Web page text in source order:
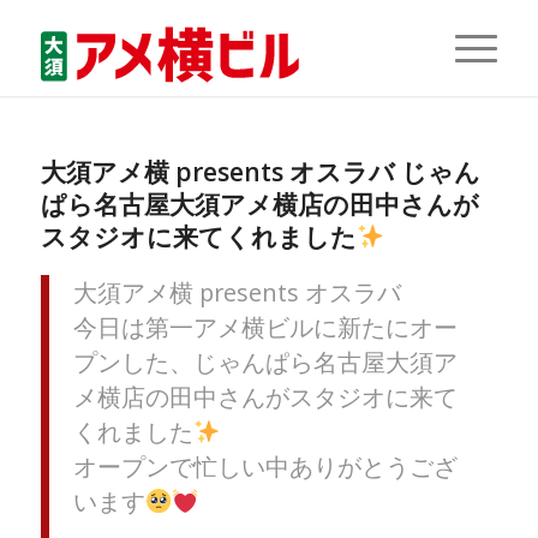
大須アメ横 presents オスラバ じゃん
ぱら名古屋大須アメ横店の田中さんが
スタジオに来てくれました
大須アメ横 presents オスラバ
今日は第一アメ横ビルに新たにオー
プンした、じゃんぱら名古屋大須ア
メ横店の田中さんがスタジオに来て
くれました
オープンで忙しい中ありがとうござ
います